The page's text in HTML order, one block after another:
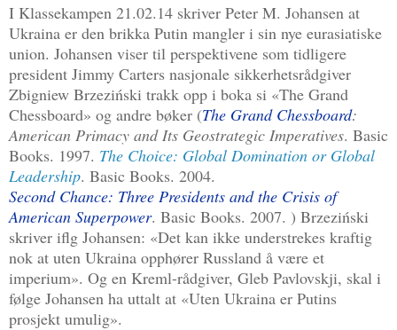
I Klassekampen 21.02.14 skriver Peter M. Johansen at
Ukraina er den brikka Putin mangler i sin nye eurasiatiske
union. Johansen viser til perspektivene som tidligere
president Jimmy Carters nasjonale sikkerhetsrådgiver
Zbigniew Brzeziński trakk opp i boka si «The Grand
Chessboard» og andre bøker (The Grand Chessboard:
American Primacy and Its Geostrategic Imperatives. Basic
Books. 1997. The Choice: Global Domination or Global
Leadership. Basic Books. 2004.
Second Chance: Three Presidents and the Crisis of
American Superpower. Basic Books. 2007. ) Brzeziński
skriver iflg Johansen: «Det kan ikke understrekes kraftig
nok at uten Ukraina opphører Russland å være et
imperium». Og en Kreml-rådgiver, Gleb Pavlovskji, skal i
følge Johansen ha uttalt at «Uten Ukraina er Putins
prosjekt umulig».